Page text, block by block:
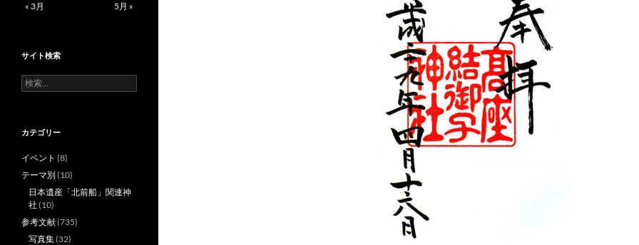
« 3月
5月 »
サイト検索
検
索:
カテゴリー
イベント (8)
テーマ別 (10)
日本遺産「北前船」関連神
社 (10)
参考文献(735)
写真集(32)